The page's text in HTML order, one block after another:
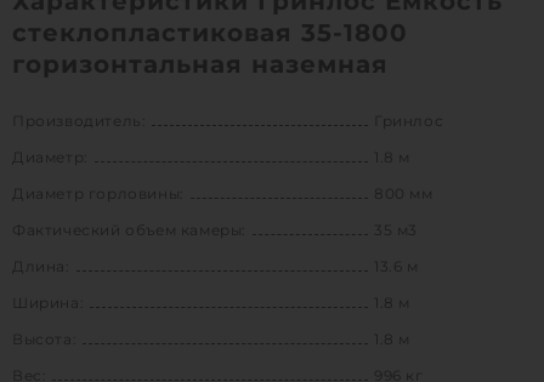
стеклопластиковая 35-1800
горизонтальная наземная
Производитель:
Гринлос
Диаметр:
1.8 м
Диаметр горловины:
800 мм
Фактический объем камеры:
35 м3
Длина:
13.6 м
Ширина:
1.8 м
Высота:
1.8 м
996 кг